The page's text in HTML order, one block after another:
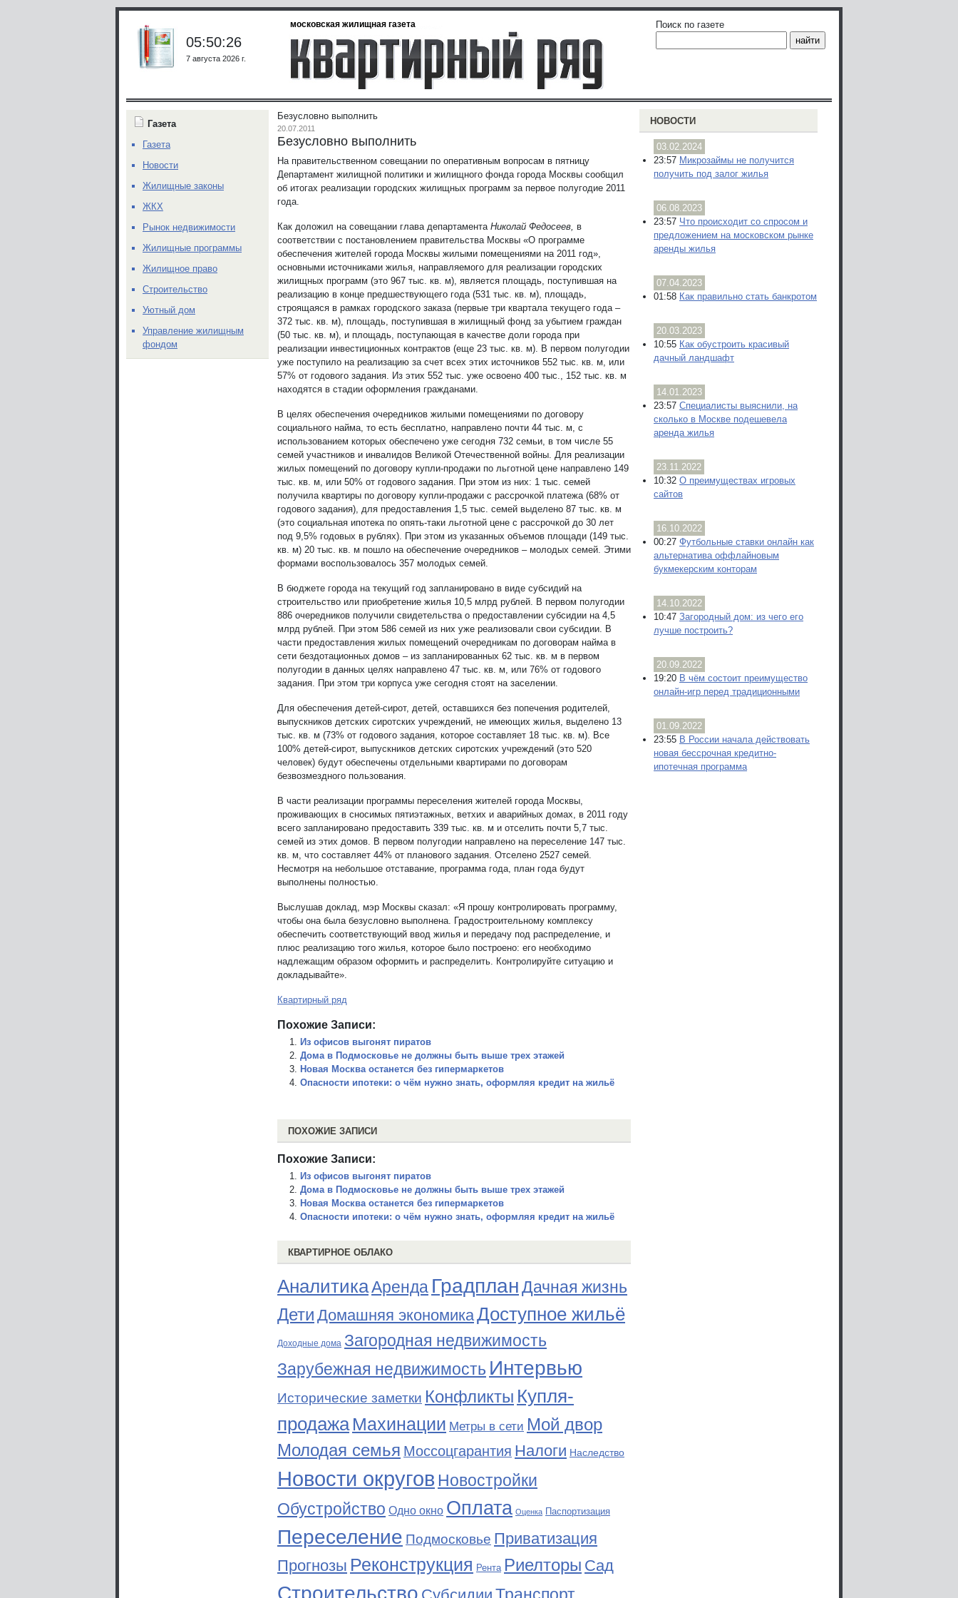
московская жилищная газета
05:50:26
7 августа 2026 г.
Поиск по газете
Безусловно выполнить
20.07.2011
Безусловно выполнить
На правительственном совещании по оперативным вопросам в пятницу
Департамент жилищной политики и жилищного фонда города Москвы сообщил
об итогах реализации городских жилищных программ за первое полугодие 2011
года.
Как доложил на совещании глава департамента Николай Федосеев, в
соответствии с постановлением правительства Москвы «О программе
обеспечения жителей города Москвы жилыми помещениями на 2011 год»,
основными источниками жилья, направляемого для реализации городских
жилищных программ (это 967 тыс. кв. м), является площадь, поступившая на
реализацию в конце предшествующего года (531 тыс. кв. м), площадь,
строящаяся в рамках городского заказа (первые три квартала текущего года –
372 тыс. кв. м), площадь, поступившая в жилищный фонд за убытием граждан
(50 тыс. кв. м), и площадь, поступающая в качестве доли города при
реализации инвестиционных контрактов (еще 23 тыс. кв. м). В первом полугодии
уже поступило на реализацию за счет всех этих источников 552 тыс. кв. м, или
57% от годового задания. Из этих 552 тыс. уже освоено 400 тыс., 152 тыс. кв. м
находятся в стадии оформления гражданами.
В целях обеспечения очередников жилыми помещениями по договору
социального найма, то есть бесплатно, направлено почти 44 тыс. м, с
использованием которых обеспечено уже сегодня 732 семьи, в том числе 55
семей участников и инвалидов Великой Отечественной войны. Для реализации
жилых помещений по договору купли-продажи по льготной цене направлено 149
тыс. кв. м, или 50% от годового задания. При этом из них: 1 тыс. семей
получила квартиры по договору купли-продажи с рассрочкой платежа (68% от
годового задания), для предоставления 1,5 тыс. семей выделено 87 тыс. кв. м
(это социальная ипотека по опять-таки льготной цене с рассрочкой до 30 лет
под 9,5% годовых в рублях). При этом из указанных объемов площади (149 тыс.
кв. м) 20 тыс. кв. м пошло на обеспечение очередников – молодых семей. Этими
формами воспользовалось 357 молодых семей.
В бюджете города на текущий год запланировано в виде субсидий на
строительство или приобретение жилья 10,5 млрд рублей. В первом полугодии
886 очередников получили свидетельства о предоставлении субсидии на 4,5
млрд рублей. При этом 586 семей из них уже реализовали свои субсидии. В
части предоставления жилых помещений очередникам по договорам найма в
сети бездотационных домов – из запланированных 62 тыс. кв. м в первом
полугодии в данных целях направлено 47 тыс. кв. м, или 76% от годового
задания. При этом три корпуса уже сегодня стоят на заселении.
Для обеспечения детей-сирот, детей, оставшихся без попечения родителей,
выпускников детских сиротских учреждений, не имеющих жилья, выделено 13
тыс. кв. м (73% от годового задания, которое составляет 18 тыс. кв. м). Все
100% детей-сирот, выпускников детских сиротских учреждений (это 520
человек) будут обеспечены отдельными квартирами по договорам
безвозмездного пользования.
В части реализации программы переселения жителей города Москвы,
проживающих в сносимых пятиэтажных, ветхих и аварийных домах, в 2011 году
всего запланировано предоставить 339 тыс. кв. м и отселить почти 5,7 тыс.
семей из этих домов. В первом полугодии направлено на переселение 147 тыс.
кв. м, что составляет 44% от планового задания. Отселено 2527 семей.
Несмотря на небольшое отставание, программа года, план года будут
выполнены полностью.
Выслушав доклад, мэр Москвы сказал: «Я прошу контролировать программу,
чтобы она была безусловно выполнена. Градостроительному комплексу
обеспечить соответствующий ввод жилья и передачу под распределение, и
плюс реализацию того жилья, которое было построено: его необходимо
надлежащим образом оформить и распределить. Контролируйте ситуацию и
докладывайте».
Квартирный ряд
Похожие Записи:
Из офисов выгонят пиратов
Дома в Подмосковье не должны быть выше трех этажей
Новая Москва останется без гипермаркетов
Опасности ипотеки: о чём нужно знать, оформляя кредит на жильё
ПОХОЖИЕ ЗАПИСИ
Похожие Записи:
Из офисов выгонят пиратов
Дома в Подмосковье не должны быть выше трех этажей
Новая Москва останется без гипермаркетов
Опасности ипотеки: о чём нужно знать, оформляя кредит на жильё
КВАРТИРНОЕ ОБЛАКО
АналитикаАренда ГрадпланДачная жизнь
Дети Домашняя экономикаДоступное жильё
Доходные дома Загородная недвижимость
Зарубежная недвижимость Интервью
Исторические заметки Конфликты Купля-
продажа Махинации Метры в сети Мой двор
Молодая семья Моссоцгарантия Налоги Наследство
Новости округов Новостройки
Обустройство Одно окно Оплата Оценка Паспортизация
Переселение Подмосковье Приватизация
Прогнозы Реконструкция Рента Риелторы Сад
Строительство
НОВОСТИ
03.02.2024
23:57 Микрозаймы не получится
получить под залог жилья
06.08.2023
23:57 Что происходит со спросом и
предложением на московском рынке
аренды жилья
07.04.2023
01:58 Как правильно стать банкротом
20.03.2023
10:55 Как обустроить красивый
дачный ландшафт
14.01.2023
23:57 Специалисты выяснили, на
сколько в Москве подешевела
аренда жилья
23.11.2022
10:32 О преимуществах игровых
сайтов
16.10.2022
00:27 Футбольные ставки онлайн как
альтернатива оффлайновым
букмекерским конторам
14.10.2022
10:47 Загородный дом: из чего его
лучше построить?
20.09.2022
19:20 В чём состоит преимущество
онлайн-игр перед традиционными
01.09.2022
23:55 В России начала действовать
новая бессрочная кредитно-
ипотечная программа
Газета
Газета
Новости
Жилищные законы
ЖКХ
Рынок недвижимости
Жилищные программы
Жилищное право
Строительство
Уютный дом
Управление жилищным
фондом